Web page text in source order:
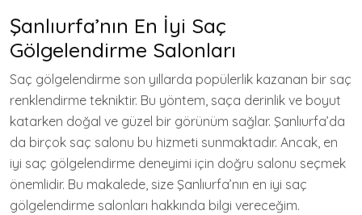
Şanlıurfa’nın En İyi Saç
Gölgelendirme Salonları
Saç gölgelendirme son yıllarda popülerlik kazanan bir saç
renklendirme tekniktir. Bu yöntem, saça derinlik ve boyut
katarken doğal ve güzel bir görünüm sağlar. Şanlıurfa’da
da birçok saç salonu bu hizmeti sunmaktadır. Ancak, en
iyi saç gölgelendirme deneyimi için doğru salonu seçmek
önemlidir. Bu makalede, size Şanlıurfa’nın en iyi saç
gölgelendirme salonları hakkında bilgi vereceğim.